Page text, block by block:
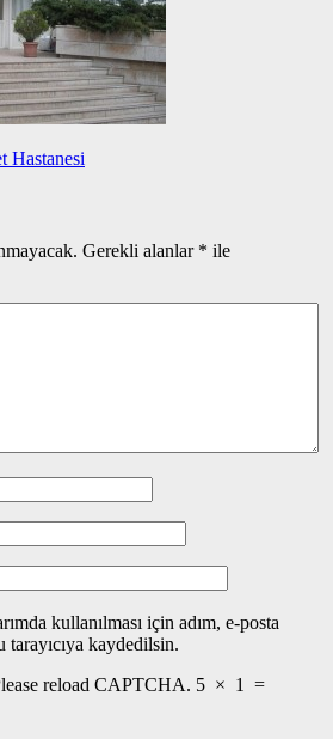
Hastanesi
Gerekli alanlar * ile
kullanılması için adım, e-posta
tarayıcıya kaydedilsin.
reload CAPTCHA. 5 × 1 =